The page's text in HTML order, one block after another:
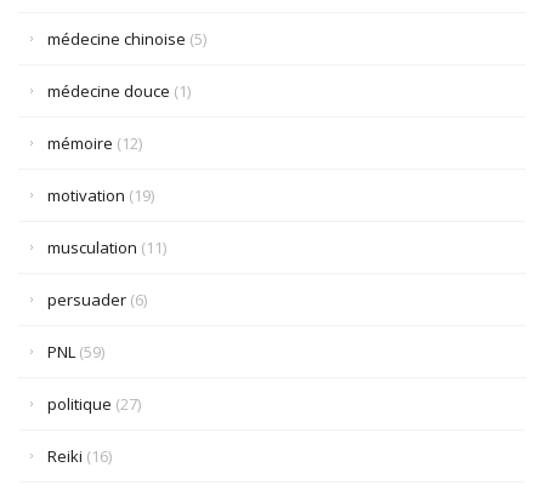
médecine chinoise (5)
médecine douce (1)
mémoire (12)
motivation (19)
musculation (11)
persuader (6)
PNL (59)
politique (27)
Reiki (16)